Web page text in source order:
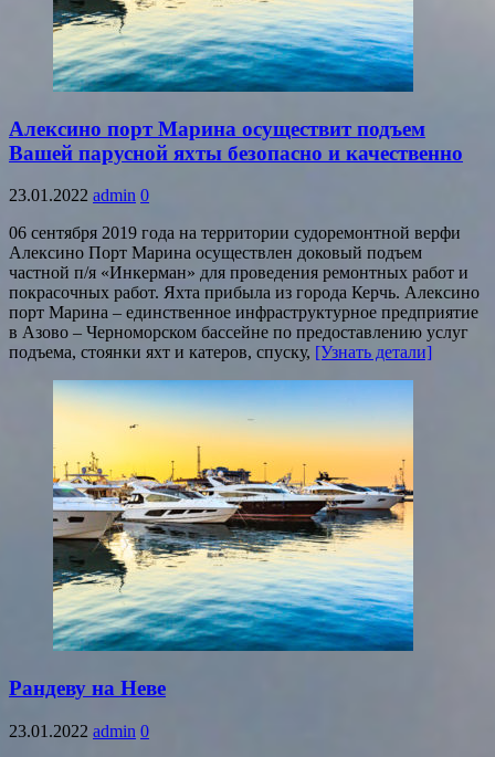
Алексино порт Марина осуществит подъем
Вашей парусной яхты безопасно и качественно
23.01.2022 admin 0
06 сентября 2019 года на территории судоремонтной верфи
Алексино Порт Марина осуществлен доковый подъем
частной п/я «Инкерман» для проведения ремонтных работ и
покрасочных работ. Яхта прибыла из города Керчь. Алексино
порт Марина – единственное инфраструктурное предприятие
в Азово – Черноморском бассейне по предоставлению услуг
подъема, стоянки яхт и катеров, спуску, [Узнать детали]
Рандеву на Неве
23.01.2022 admin 0